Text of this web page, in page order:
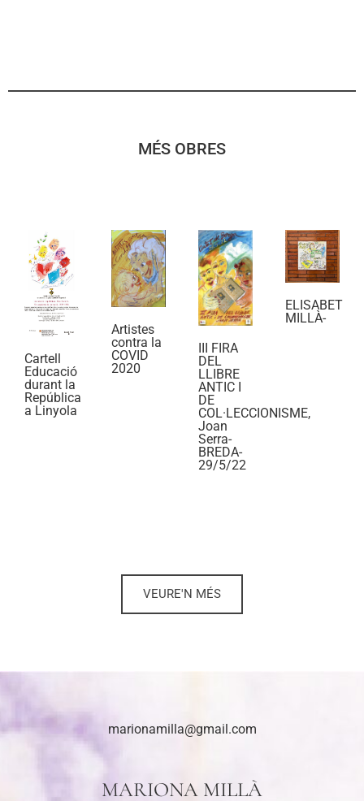
MÉS OBRES
Cartell
Educació
durant la
República
a Linyola
Artistes
contra la
COVID
2020
III FIRA
DEL
LLIBRE
ANTIC I
DE
COL·LECCIONISME,
Joan
Serra-
BREDA-
29/5/22
ELISABET
MILLÀ-
VEURE'N MÉS
marionamilla@gmail.com
MARIONA MILLÀ